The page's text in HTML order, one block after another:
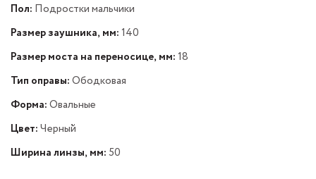
Пол: Подростки мальчики
Размер заушника, мм:140
Размер моста на переносице, мм:18
Тип оправы:Ободковая
Форма:Овальные
Цвет:Черный
Ширина линзы, мм:50